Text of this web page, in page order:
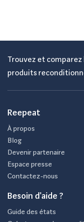
Trouvez et comparez
produits
Reepeat
À propos
Blog
Devenir partenaire
Espace presse
Contactez-nous
Besoin d'aide ?
Guide des états